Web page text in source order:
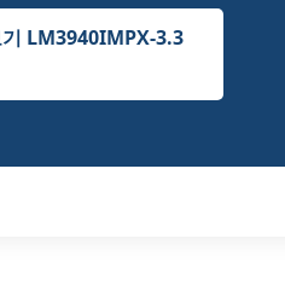
LM3940IMPX-3.3